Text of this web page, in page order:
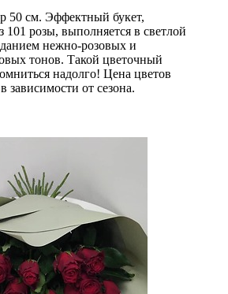
50 см. Эффектный букет,
101 розы, выполняется в светлой
нежно-розовых и
тонов. Такой цветочный
надолго! Цена цветов
зависимости от сезона.